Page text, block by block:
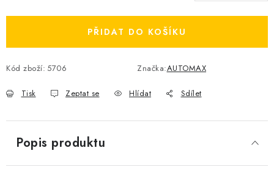
PŘIDAT DO KOŠÍKU
Kód zboží: 5706 Značka:AUTOMAX
Tisk Zeptat se Hlídat Sdílet
Popis produktu